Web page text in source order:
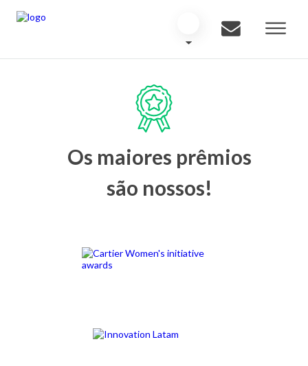
Os maiores prêmios
são nossos!